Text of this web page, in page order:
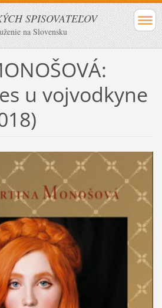
SPISOVATEĽOV
na Slovensku
u vojvodkyne